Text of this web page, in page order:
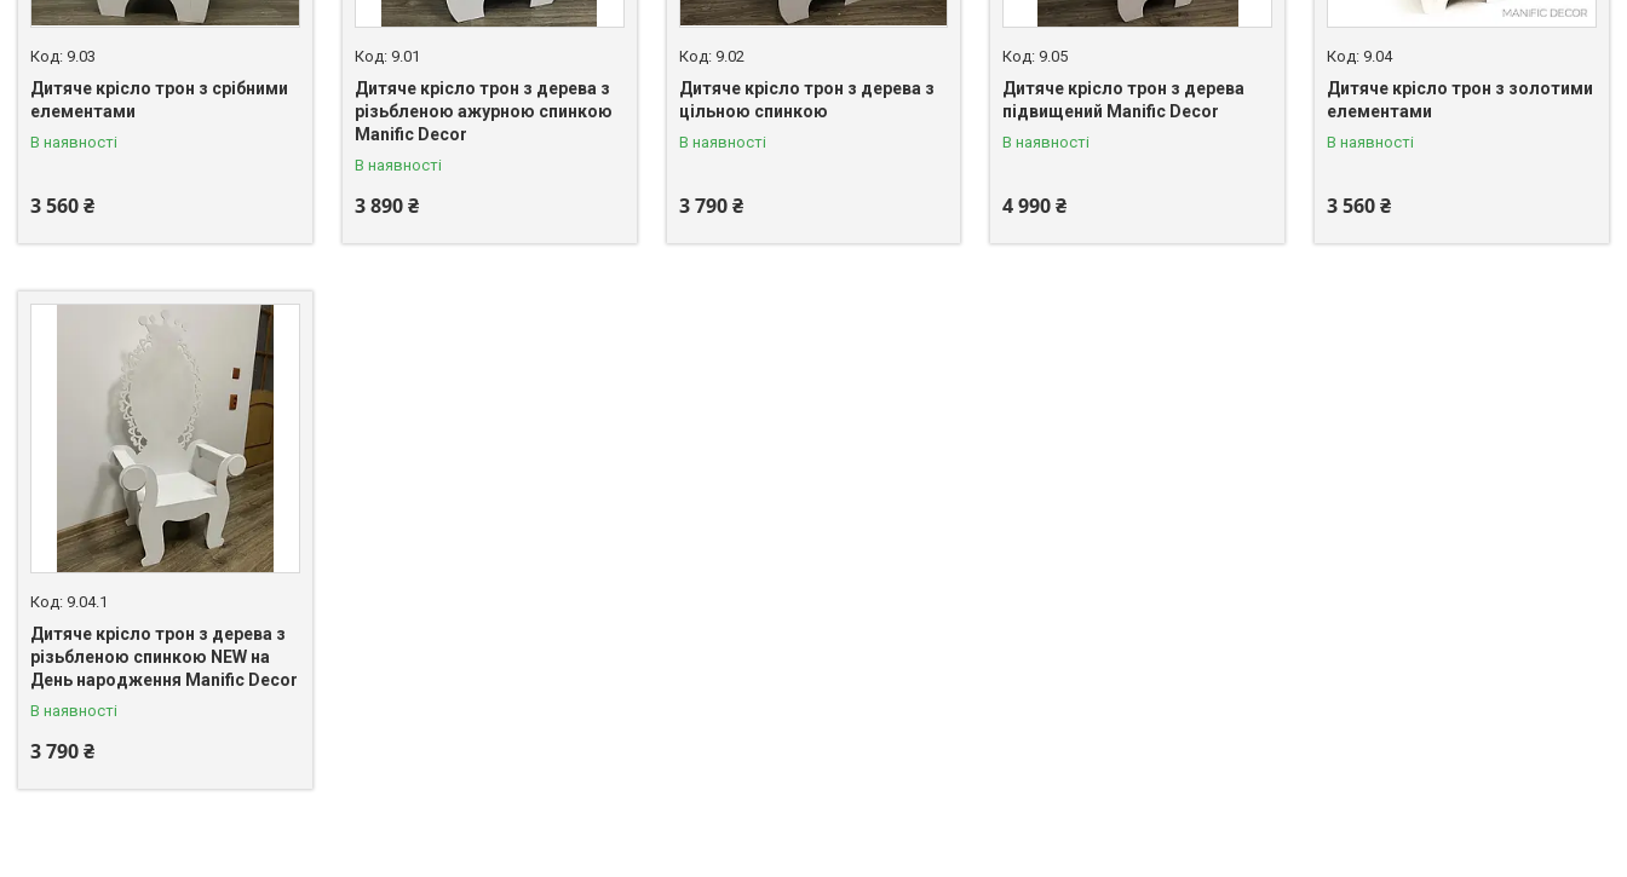
9.03
Дитяче крісло трон з срібними
елементами
В наявності
3 560 ₴
9.01
Дитяче крісло трон з дерева з
різьбленою ажурною спинкою
Manific Decor
В наявності
3 890 ₴
9.02
Дитяче крісло трон з дерева з
цільною спинкою
В наявності
3 790 ₴
9.05
Дитяче крісло трон з дерева
підвищений Manific Decor
В наявності
4 990 ₴
9.04
Дитяче крісло трон з золотими
елементами
В наявності
3 560 ₴
9.04.1
Дитяче​ крісло трон з дерева з
різьбленою спинкою NEW на
День народження Manific Decor
В наявності
3 790 ₴